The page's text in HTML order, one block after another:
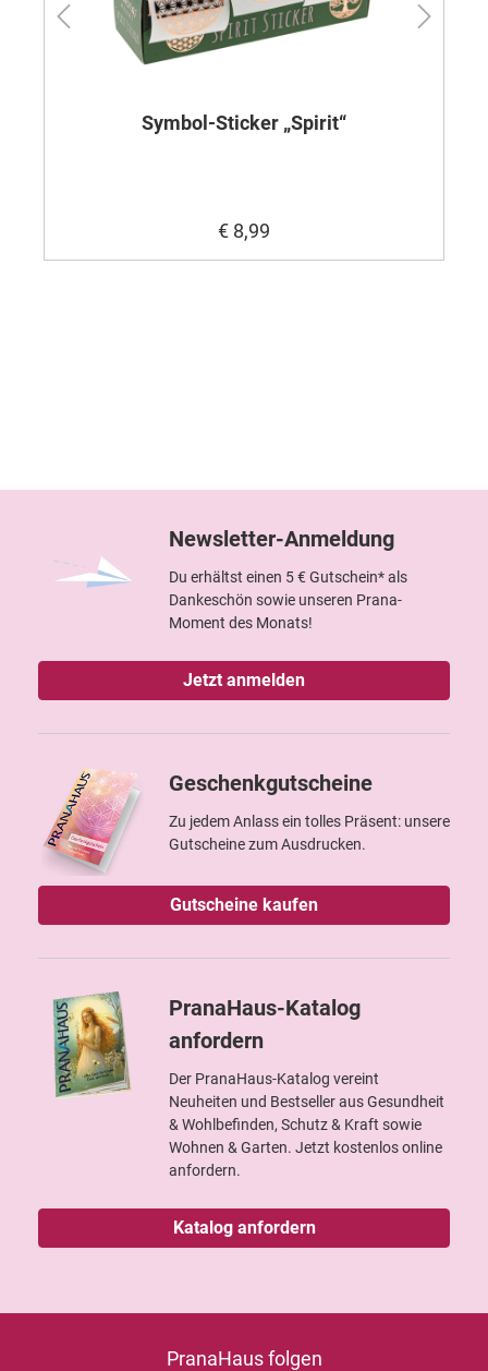
Symbol-Sticker „Spirit“
€ 8,99
Newsletter-Anmeldung
Du erhältst einen 5 € Gutschein* als
Dankeschön sowie unseren Prana-
Moment des Monats!
Jetzt anmelden
Geschenkgutscheine
Zu jedem Anlass ein tolles Präsent: unsere
Gutscheine zum Ausdrucken.
Gutscheine kaufen
PranaHaus-Katalog
anfordern
Der PranaHaus-Katalog vereint
Neuheiten und Bestseller aus Gesundheit
& Wohlbefinden, Schutz & Kraft sowie
Wohnen & Garten. Jetzt kostenlos online
anfordern.
Katalog anfordern
PranaHaus folgen